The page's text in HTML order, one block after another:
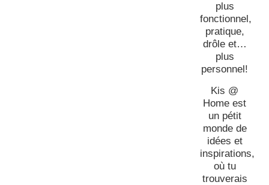
plus
fonctionnel,
pratique,
drôle et…
plus
personnel!
Kis @
Home est
un pétit
monde de
idées et
inspirations,
où tu
trouverais